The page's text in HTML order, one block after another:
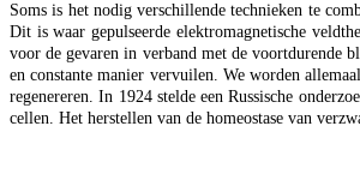
Soms is het nodig verschillende technieken te
Dit is waar gepulseerde elektromagnetische
voor de gevaren in verband met de voortdurende
en constante manier vervuilen. We worden
regenereren. In 1924 stelde een Russische
cellen. Het herstellen van de homeostase van